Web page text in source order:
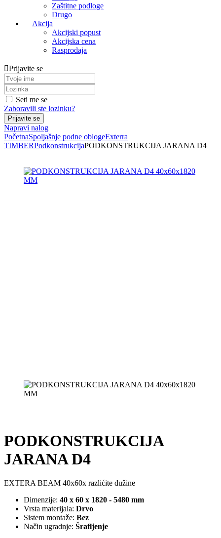
Zaštitne podloge
Drugo
Akcija
Akcijski popust
Akcijska cena
Rasprodaja
Prijavite se
Seti me se
Zaboravili ste lozinku?
Napravi nalog
PočetnaSpoljašnje podne oblogeExterra
TIMBERPodkonstrukcijaPODKONSTRUKCIJA JARANA D4
PODKONSTRUKCIJA
JARANA D4
EXTERA BEAM 40x60x razlićite dužine
Dimenzije: 40 x 60 x 1820 - 5480 mm
Vrsta materijala: Drvo
Sistem montaže: Bez
Način ugradnje: Šrafljenje